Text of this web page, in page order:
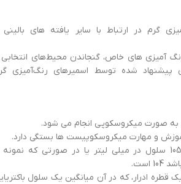
گرم در ارتباط با سایر یافته های
آمیزی های خاص، گنجاندن محیط‌های
پیشنهاد شده توسط اسمیرهای رنگ‌آمیزی
به صورت میکروسکوپی انجام می شود.
و مهارت میکروسکوپیست ها بستگی دارد.
حساسیت رنگ آمیزی گرم 105 سلول در میلی لیتر یا در صورتی که
است.
قطره ادرار، که در آن میانگین یک سلول